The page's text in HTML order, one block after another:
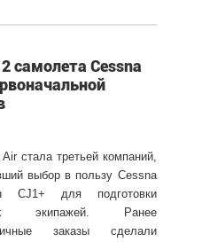
самолета Cessna
Air стала третьей компаний,
выбор в пользу Cessna
CJ1+ для подготовки
экипажей. Ранее
заказы сделали